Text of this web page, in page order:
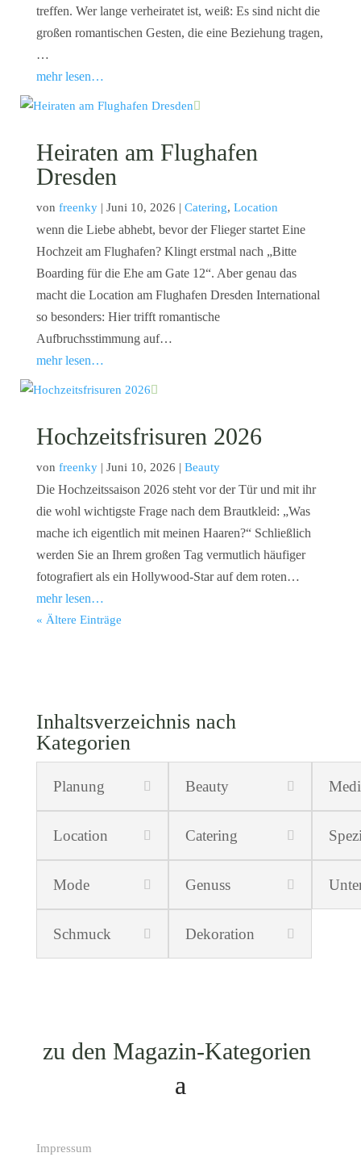
treffen. Wer lange verheiratet ist, weiß: Es sind nicht die
großen romantischen Gesten, die eine Beziehung tragen,
…
mehr lesen…
Heiraten am Flughafen
Dresden
von freenky| Juni 10, 2026 | Catering, Location
wenn die Liebe abhebt, bevor der Flieger startet Eine
Hochzeit am Flughafen? Klingt erstmal nach „Bitte
Boarding für die Ehe am Gate 12“. Aber genau das
macht die Location am Flughafen Dresden International
so besonders: Hier trifft romantische
Aufbruchsstimmung auf…
mehr lesen…
Hochzeitsfrisuren 2026
von freenky| Juni 10, 2026 | Beauty
Die Hochzeitssaison 2026 steht vor der Tür und mit ihr
die wohl wichtigste Frage nach dem Brautkleid: „Was
mache ich eigentlich mit meinen Haaren?“ Schließlich
werden Sie an Ihrem großen Tag vermutlich häufiger
fotografiert als ein Hollywood-Star auf dem roten…
mehr lesen…
« Ältere Einträge
Inhaltsverzeichnis nach
Kategorien
Planung
Location
Mode
Schmuck
Beauty
Catering
Genuss
Dekoration
zu den Magazin-Kategorien
Impressum